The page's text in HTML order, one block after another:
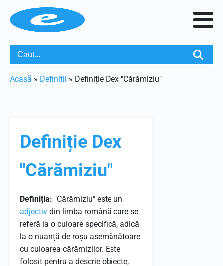
Acasã » Definitii » Definiție Dex "Cărămiziu"
Definiție Dex
"Cărămiziu"
Definiția: "Cărămiziu" este un
adjectiv din limba română care se
referă la o culoare specifică, adică
la o nuanță de roșu asemănătoare
cu culoarea cărămizilor. Este
folosit pentru a descrie obiecte,